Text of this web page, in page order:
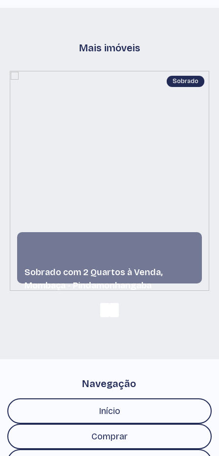
Mais imóveis
Sobrado
Sobrado com 2 Quartos à Venda,
Mombaça - Pindamonhangaba
Navegação
Início
Comprar